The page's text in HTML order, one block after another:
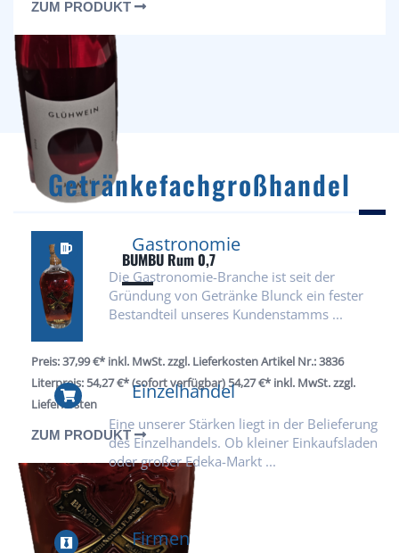
ZUM PRODUKT
BUMBU Rum 0,7
Preis: 37,99 €* inkl. MwSt. zzgl. Lieferkosten Artikel Nr.: 3836
Literpreis: 54,27 €* (sofort verfügbar) 54,27 €* inkl. MwSt. zzgl.
Lieferkosten
ZUM PRODUKT
Getränkefachgroßhandel
Gastronomie
Die Gastronomie-Branche ist seit der
Gründung von Getränke Blunck ein fester
Bestandteil unseres Kundenstamms ...
Einzelhandel
Eine unserer Stärken liegt in der Belieferung
des Einzelhandels. Ob kleiner Einkaufsladen
oder großer Edeka-Markt ...
Firmen